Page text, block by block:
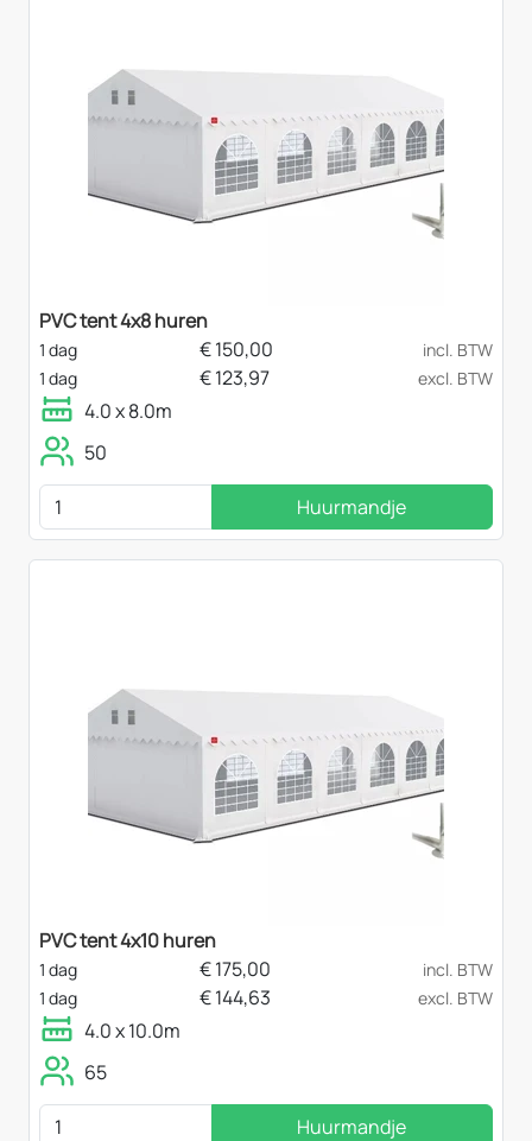
PVC tent 4x8 huren
1 dag €150,00
incl. BTW
1 dag
€123,97 excl. BTW
4.0 x 8.0m
50
Huurmandje
PVC tent 4x10 huren
1 dag €175,00
incl. BTW
1 dag
€144,63 excl. BTW
4.0 x 10.0m
65
Huurmandje